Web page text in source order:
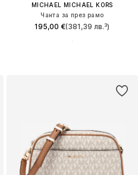
MICHAEL MICHAEL KORS
Чанта за през рамо
195,00 €(381,39 лв.³)